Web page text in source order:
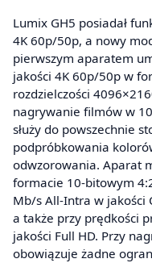
Lumix GH5 posiadał
4K 60p/50p, a nowy
pierwszym aparatem
jakości 4K 60p/50p w
rozdzielczości
nagrywanie filmów w
służy do powszechnie
podpróbkowania
odwzorowania. Aparat
formacie 10-bitowym
Mb/s All-Intra w jakości
a także przy prędkości
jakości Full HD. Przy
obowiązuje żadne